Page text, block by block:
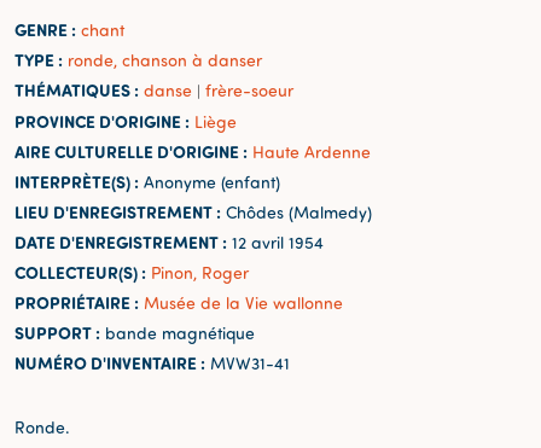
GENRE : chant
TYPE : ronde, chanson à danser
THÉMATIQUES : danse | frère-soeur
PROVINCE D'ORIGINE : Liège
AIRE CULTURELLE D'ORIGINE : Haute Ardenne
INTERPRÈTE(S) : Anonyme (enfant)
LIEU D'ENREGISTREMENT : Chôdes (Malmedy)
DATE D'ENREGISTREMENT : 12 avril 1954
COLLECTEUR(S) : Pinon, Roger
PROPRIÉTAIRE : Musée de la Vie wallonne
SUPPORT : bande magnétique
NUMÉRO D'INVENTAIRE : MVW31-41
Ronde.